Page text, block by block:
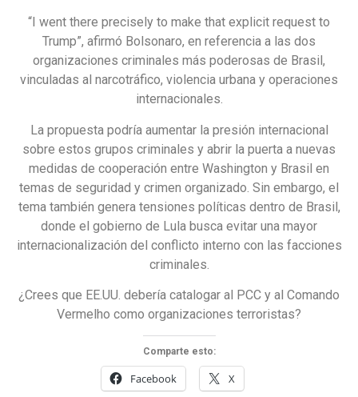
“I went there precisely to make that explicit request to
Trump”, afirmó Bolsonaro, en referencia a las dos
organizaciones criminales más poderosas de Brasil,
vinculadas al narcotráfico, violencia urbana y operaciones
internacionales.
La propuesta podría aumentar la presión internacional
sobre estos grupos criminales y abrir la puerta a nuevas
medidas de cooperación entre Washington y Brasil en
temas de seguridad y crimen organizado. Sin embargo, el
tema también genera tensiones políticas dentro de Brasil,
donde el gobierno de Lula busca evitar una mayor
internacionalización del conflicto interno con las facciones
criminales.
¿Crees que EE.UU. debería catalogar al PCC y al Comando
Vermelho como organizaciones terroristas?
Comparte esto:
Facebook X